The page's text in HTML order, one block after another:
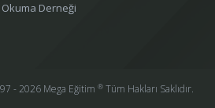
Okuma Derneği
- 2026 Mega Eğitim ®Tüm Hakları Saklıdır.